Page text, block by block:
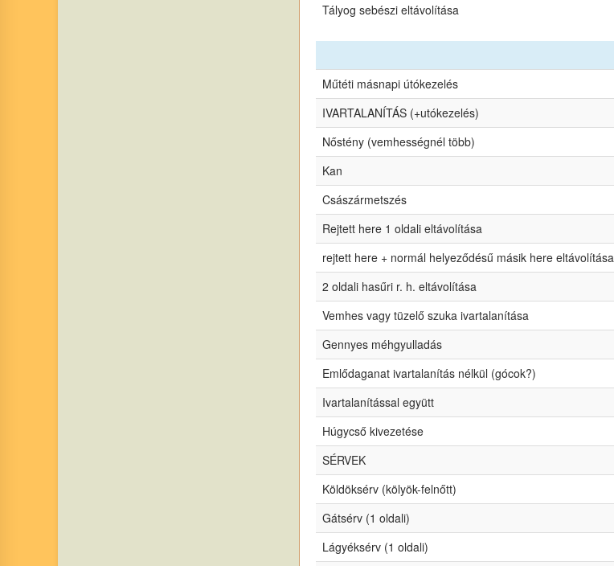
Tályog sebészi eltávolítása
Műtéti másnapi útókezelés
IVARTALANÍTÁS (+utókezelés)
Nőstény (vemhességnél több)
Kan
Császármetszés
Rejtett here 1 oldali eltávolítása
rejtett here + normál helyeződésű másik here eltávolítása
2 oldali hasűri r. h. eltávolítása
Vemhes vagy tüzelő szuka ivartalanítása
Gennyes méhgyulladás
Emlődaganat ivartalanítás nélkül (gócok?)
Ivartalanítással együtt
Húgycső kivezetése
SÉRVEK
Köldöksérv (kölyök-felnőtt)
Gátsérv (1 oldali)
Lágyéksérv (1 oldali)